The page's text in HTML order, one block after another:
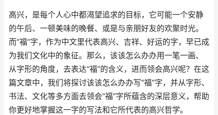
高兴，是每个人心中都渴望追求的目标，它可能一个安静
的午后、一顿美味的晚餐、或是与亲朋好友的欢聚时光。
而“福”字，作为中文里代表高兴、吉祥、好运的字，早已成
为我们文化中的象征。那么，该该怎么办办用一笔一画、
从字形的角度，去表达“福”的含义，进而领会高兴呢？在这
篇文章中，我们将探讨该该怎么办办写“福”字，并从字形、
书法、文化等多方面去领会“福”字所蕴含的深层意义，帮助
你更好地掌握这一字的写法和它所代表的高兴哲学。